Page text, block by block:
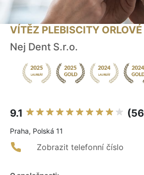
VÍTĚZ PLEBISCITY ORLOVÉ
Nej Dent S.r.o.
9.1
Praha, Polská 11
Zobrazit telefonní číslo